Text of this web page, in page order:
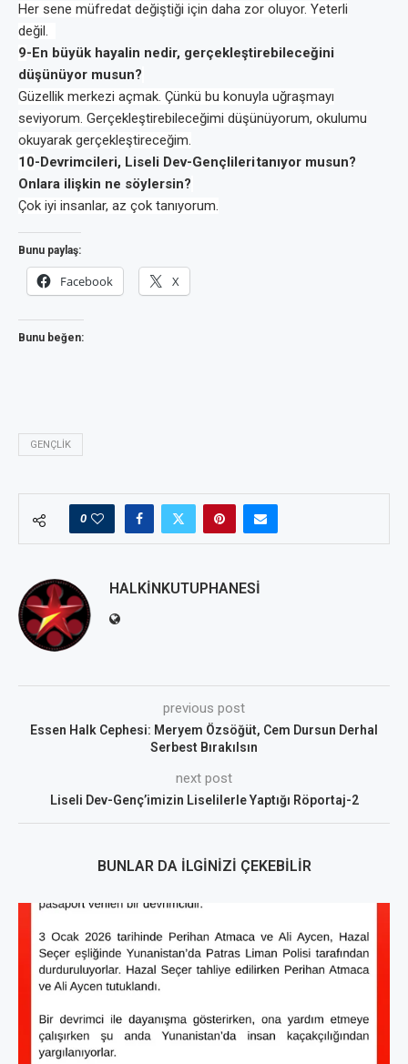
Her sene müfredat değiştiği için daha zor oluyor. Yeterli
değil.
9-En büyük hayalin nedir, gerçekleştirebileceğini
düşünüyor musun?
Güzellik merkezi açmak. Çünkü bu konuyla uğraşmayı
seviyorum. Gerçekleştirebileceğimi düşünüyorum, okulumu
okuyarak gerçekleştireceğim.
10-Devrimcileri, Liseli Dev-Gençlileritanıyor musun?
Onlara ilişkin ne söylersin?
Çok iyi insanlar, az çok tanıyorum.
Bunu paylaş:
Facebook X
Bunu beğen:
GENÇLIK
0
HALKINKUTUPHANESI
previous post
Essen Halk Cephesi: Meryem Özsöğüt, Cem Dursun Derhal
Serbest Bırakılsın
next post
Liseli Dev-Genç’imizin Liselilerle Yaptığı Röportaj-2
BUNLAR DA İLGINIZI ÇEKEBILIR